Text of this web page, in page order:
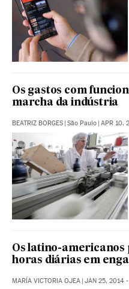
Os gastos com
marcha da indústria
BEATRIZ BORGES | São Paulo | APR 10,
Os latino-
horas diárias em
MARÍA VICTORIA OJEA | JAN 25, 2014